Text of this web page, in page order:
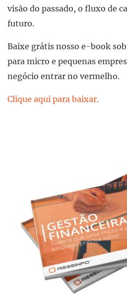
visão do passado, o fluxo de
futuro.
Baixe grátis nosso e-book
para micro e pequenas
negócio entrar no vermelho.
Clique aqui para baixar.